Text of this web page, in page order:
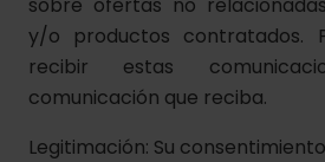
y/o productos contratados.
recibir estas
comunicación que reciba.
Legitimación: Su